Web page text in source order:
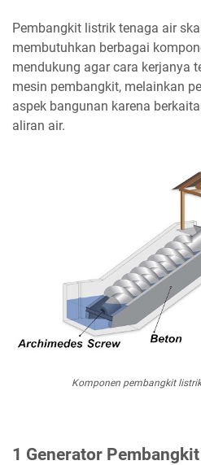
Pembangkit listrik tenaga air
membutuhkan berbagai
mendukung agar cara kerjanya
mesin pembangkit, melainkan
aspek bangunan karena
aliran air.
Komponen pembangkit
1 Generator